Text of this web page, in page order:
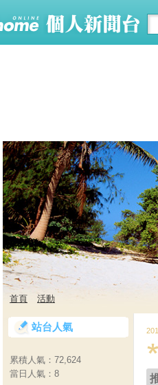
首頁 活動
站台人氣
累積人氣： 72,624
當日人氣： 8